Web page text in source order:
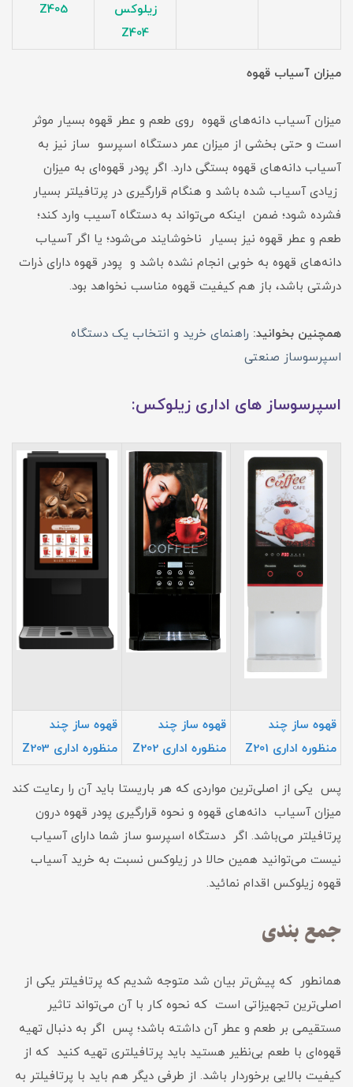
زیلوکس
Z404
Z405
میزان آسیاب قهوه
میزان آسیاب دانه‌های قهوه روی طعم و عطر قهوه بسیار موثر
است و حتی بخشی از میزان عمر دستگاه اسپرسو ساز نیز به
آسیاب دانه‌های قهوه بستگی دارد. اگر پودر قهوه‌ای به میزان
زیادی آسیاب شده باشد و هنگام قرارگیری در پرتافیلتر بسیار
فشرده شود؛ ضمن اینکه می‌تواند به دستگاه آسیب وارد کند؛
طعم و عطر قهوه نیز بسیار ناخوشایند می‌شود؛ یا اگر آسیاب
دانه‌های قهوه به خوبی انجام نشده باشد و پودر قهوه دارای ذرات
درشتی باشد، باز هم کیفیت قهوه مناسب نخواهد بود.
همچنین بخوانید: راهنمای خرید و انتخاب یک دستگاه
اسپرسوساز صنعتی
اسپرسوساز های اداری زیلوکس:
قهوه ساز چند
منظوره اداری Z201
قهوه ساز چند
منظوره اداری Z202
قهوه ساز چند
منظوره اداری Z203
پس یکی از اصلی‌ترین مواردی که هر باریستا باید آن را رعایت کند
میزان آسیاب دانه‌های قهوه و نحوه قرارگیری پودر قهوه درون
پرتافیلتر می‌باشد. اگر دستگاه اسپرسو ساز شما دارای آسیاب
نیست می‌توانید همین حالا در زیلوکس نسبت به خرید آسیاب
قهوه زیلوکس اقدام نمائید.
جمع بندی
همانطور که پیش‌تر بیان شد متوجه شدیم که پرتافیلتر یکی از
اصلی‌ترین تجهیزاتی است که نحوه کار با آن می‌تواند تاثیر
مستقیمی بر طعم و عطر آن داشته باشد؛ پس اگر به دنبال تهیه
قهوه‌ای با طعم بی‌نظیر هستید باید پرتافیلتری تهیه کنید که از
کیفیت بالایی برخوردار باشد. از طرفی دیگر هم باید با پرتافیلتر به